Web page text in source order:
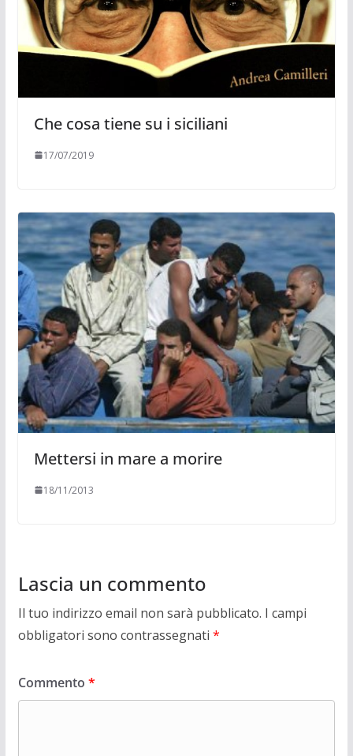
Che cosa tiene su i siciliani
17/07/2019
Mettersi in mare a morire
18/11/2013
Lascia un commento
Il tuo indirizzo email non sarà pubblicato. I campi
obbligatori sono contrassegnati *
Commento *